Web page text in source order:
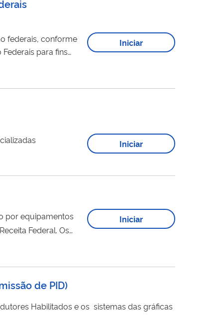
federais, conforme
para fins
Iniciar
Iniciar
Federal. Os
origem e reprimir
Iniciar
de PID)